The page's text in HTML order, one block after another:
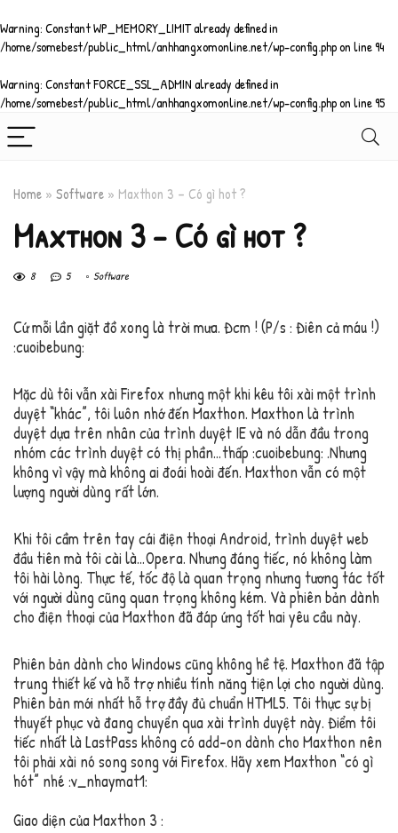
Warning: Constant WP_MEMORY_LIMIT already defined in
/home/somebest/public_html/anhhangxomonline.net/wp-config.phpon line94
Warning: Constant FORCE_SSL_ADMIN already defined in
/home/somebest/public_html/anhhangxomonline.net/wp-config.phpon line95
Home » Software » Maxthon 3 – Có gì hot ?
Maxthon 3 – Có gì hot ?
8 5 Software
Cứ mỗi lần giặt đồ xong là trời mưa. Đcm ! (P/s : Điên cả máu !)
:cuoibebung:
Mặc dù tôi vẫn xài Firefox nhưng một khi kêu tôi xài một trình
duyệt “khác”, tôi luôn nhớ đến Maxthon. Maxthon là trình
duyệt dựa trên nhân của trình duyệt IE và nó dẫn đầu trong
nhóm các trình duyệt có thị phần…thấp :cuoibebung: .Nhưng
không vì vậy mà không ai đoái hoài đến. Maxthon vẫn có một
lượng người dùng rất lớn.
Khi tôi cầm trên tay cái điện thoại Android, trình duyệt web
đầu tiên mà tôi cài là…Opera. Nhưng đáng tiếc, nó không làm
tôi hài lòng. Thực tế, tốc độ là quan trọng nhưng tương tác tốt
với người dùng cũng quan trọng không kém. Và phiên bản dành
cho điện thoại của Maxthon đã đáp ứng tốt hai yêu cầu này.
Phiên bản dành cho Windows cũng không hề tệ. Maxthon đã tập
trung thiết kế và hỗ trợ nhiều tính năng tiện lợi cho người dùng.
Phiên bản mới nhất hỗ trợ đầy đủ chuẩn HTML5. Tôi thực sự bị
thuyết phục và đang chuyển qua xài trình duyệt này. Điểm tôi
tiếc nhất là LastPass không có add-on dành cho Maxthon nên
tôi phải xài nó song song với Firefox. Hãy xem Maxthon “có gì
hót” nhé :v_nhaymat1:
Giao diện của Maxthon 3 :